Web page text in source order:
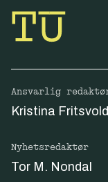
Ansvarlig
Kristina
Nyhetsredaktør
Tor M. Nondal